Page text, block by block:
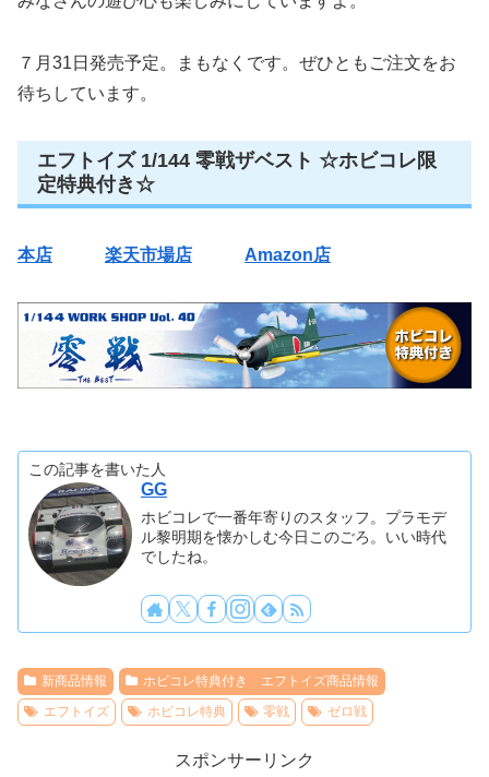
７月31日発売予定。まもなくです。ぜひともご注文をお
待ちしています。
エフトイズ 1/144 零戦ザベスト ☆ホビコレ限
定特典付き☆
本店 楽天市場店 Amazon店
この記事を書いた人
GG
ホビコレで一番年寄りのスタッフ。プラモデ
ル黎明期を懐かしむ今日このごろ。いい時代
でしたね。
新商品情報
ホビコレ特典付き エフトイズ商品情報
エフトイズ
ホビコレ特典 零戦 ゼロ戦
スポンサーリンク